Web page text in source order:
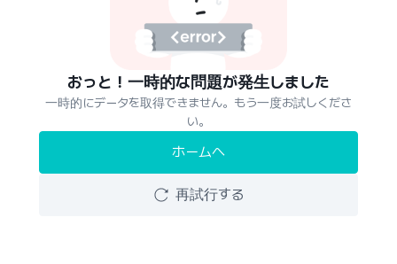
おっと！一時的な問題が発生しました
一時的にデータを取得できません。もう一度お試しくださ
い。
ホームへ
再試行する